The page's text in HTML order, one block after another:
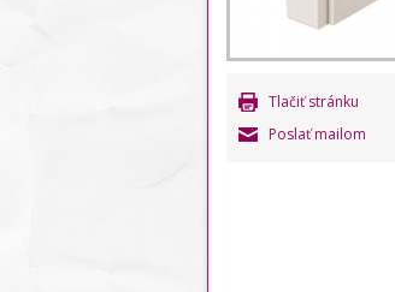
Tlačiť stránku
Poslať mailom